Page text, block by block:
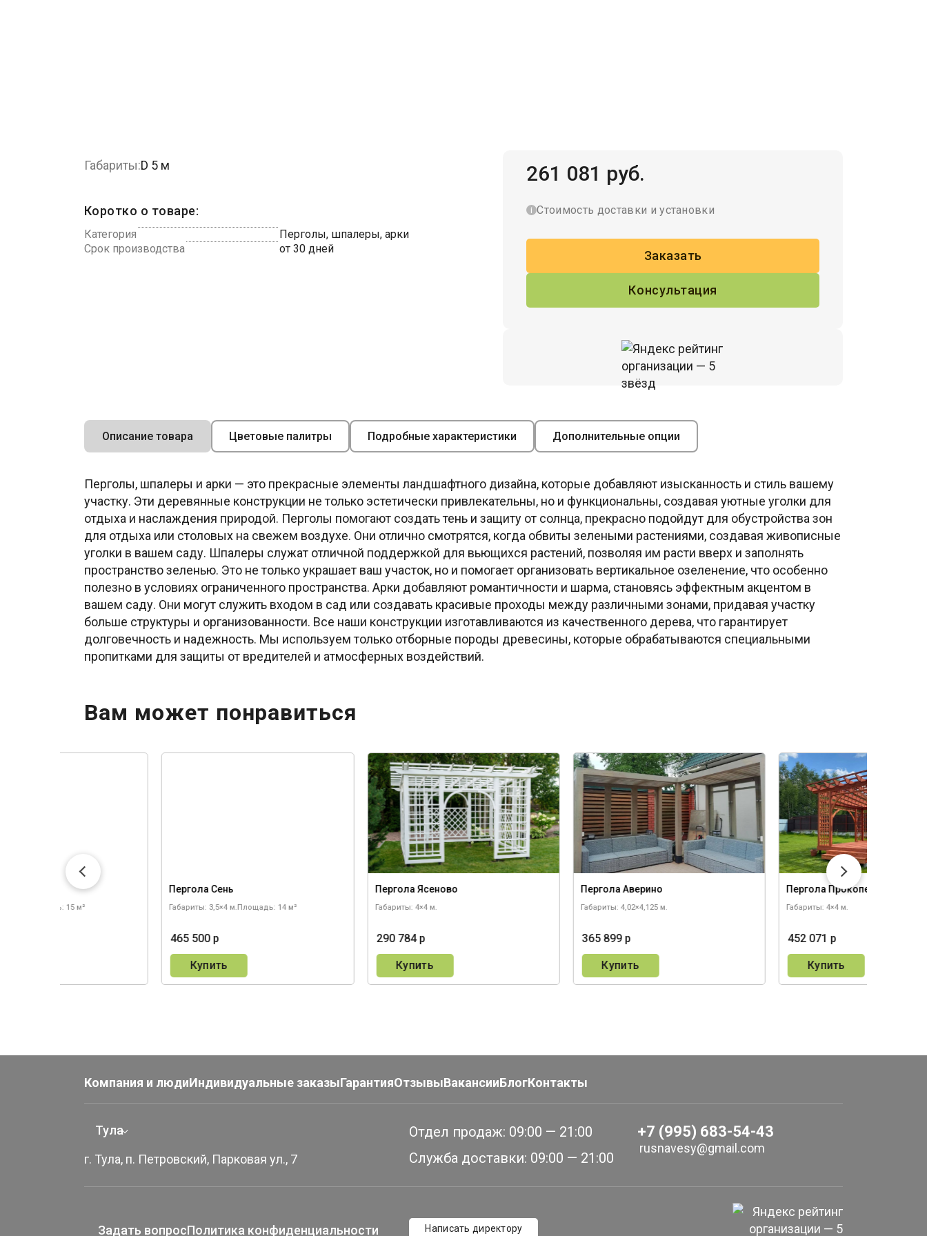
Габариты:D 5 м
Коротко о товаре:
Категория
Перголы, шпалеры, арки
Срок производства
от 30 дней
261 081 руб.
Стоимость доставки и установки
Заказать
Консультация
Описание товара Цветовые палитры Подробные характеристики Дополнительные опции
Перголы, шпалеры и арки — это прекрасные элементы ландшафтного дизайна, которые добавляют изысканность и стиль вашему
участку. Эти деревянные конструкции не только эстетически привлекательны, но и функциональны, создавая уютные уголки для
отдыха и наслаждения природой. Перголы помогают создать тень и защиту от солнца, прекрасно подойдут для обустройства зон
для отдыха или столовых на свежем воздухе. Они отлично смотрятся, когда обвиты зелеными растениями, создавая живописные
уголки в вашем саду. Шпалеры служат отличной поддержкой для вьющихся растений, позволяя им расти вверх и заполнять
пространство зеленью. Это не только украшает ваш участок, но и помогает организовать вертикальное озеленение, что особенно
полезно в условиях ограниченного пространства. Арки добавляют романтичности и шарма, становясь эффектным акцентом в
вашем саду. Они могут служить входом в сад или создавать красивые проходы между различными зонами, придавая участку
больше структуры и организованности. Все наши конструкции изготавливаются из качественного дерева, что гарантирует
долговечность и надежность. Мы используем только отборные породы древесины, которые обрабатываются специальными
пропитками для защиты от вредителей и атмосферных воздействий.
Вам может понравиться
Площадь: 15 м²
Пергола Сень
Габариты: 3,5×4 м.Площадь: 14 м²
465 500 р
Купить
Пергола Ясеново
Габариты: 4×4 м.
290 784 р
Купить
Пергола Аверино
Габариты: 4,02×4,125 м.
365 899 р
Купить
Пергола Прокопец
Габариты: 4×4 м.
452 071 р
Купить
Компания и людиИндивидуальные заказыГарантияОтзывыВакансииБлогКонтакты
Тула
г. Тула, п. Петровский, Парковая ул., 7
Отдел продаж: 09:00 — 21:00
Служба доставки: 09:00 — 21:00
+7 (995) 683-54-43
rusnavesy@gmail.com
Задать вопросПолитика конфиденциальности Написать директору